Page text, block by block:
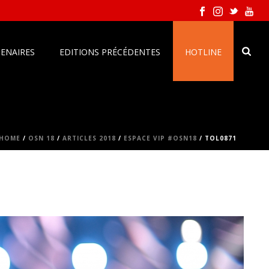
EDITIONS PRÉCÉDENTES HOTLINE
/ OSN 18 / ARTICLES 2018 / ESPACE VIP #OSN18 / TOL0871